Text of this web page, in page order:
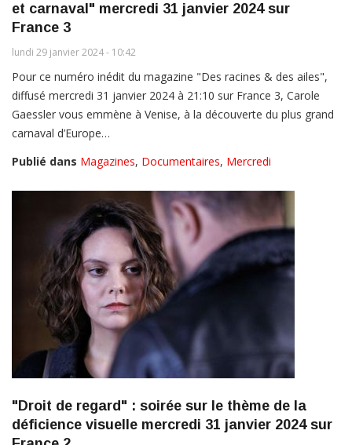
et carnaval" mercredi 31 janvier 2024 sur
France 3
lundi 29 janvier 2024 - 10:42
Pour ce numéro inédit du magazine "Des racines & des ailes",
diffusé mercredi 31 janvier 2024 à 21:10 sur France 3, Carole
Gaessler vous emmène à Venise, à la découverte du plus grand
carnaval d’Europe…
Publié dans Magazines, Documentaires, Mercredi
"Droit de regard" : soirée sur le thème de la
déficience visuelle mercredi 31 janvier 2024 sur